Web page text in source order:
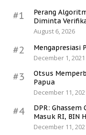
#1
Perang
Diminta
August 6, 2026
#2
Mengapresiasi
December 1, 2021
#3
Otsus
Papua
December 11,
#4
DPR:
Masuk RI, BIN
December 11,